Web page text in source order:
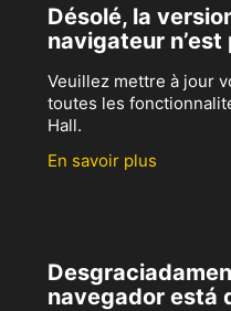
Désolé, la
navigateur n’est
Veuillez mettre à jour
toutes les
Hall.
En savoir plus
navegador está